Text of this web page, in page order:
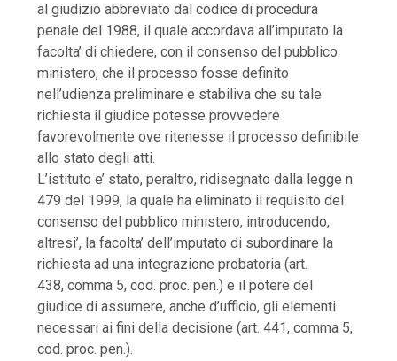
al giudizio abbreviato dal codice di procedura
penale del 1988, il quale accordava all’imputato la
facolta’ di chiedere, con il consenso del pubblico
ministero, che il processo fosse definito
nell’udienza preliminare e stabiliva che su tale
richiesta il giudice potesse provvedere
favorevolmente ove ritenesse il processo definibile
allo stato degli atti.
L’istituto e’ stato, peraltro, ridisegnato dalla legge n.
479 del 1999, la quale ha eliminato il requisito del
consenso del pubblico ministero, introducendo,
altresi’, la facolta’ dell’imputato di subordinare la
richiesta ad una integrazione probatoria (art.
438, comma 5, cod. proc. pen.) e il potere del
giudice di assumere, anche d’ufficio, gli elementi
necessari ai fini della decisione (art. 441, comma 5,
cod. proc. pen.).